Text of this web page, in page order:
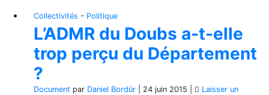
Collectivités - Politique
L’ADMR du Doubs a-t-elle
trop perçu du Département
?
Document par Daniel Bordür 24 juin 2015
Laisser un